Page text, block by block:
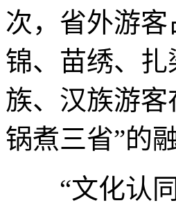
次，省外游
锦、苗绣、
族、汉族游
锅煮三省”的
“文化认同